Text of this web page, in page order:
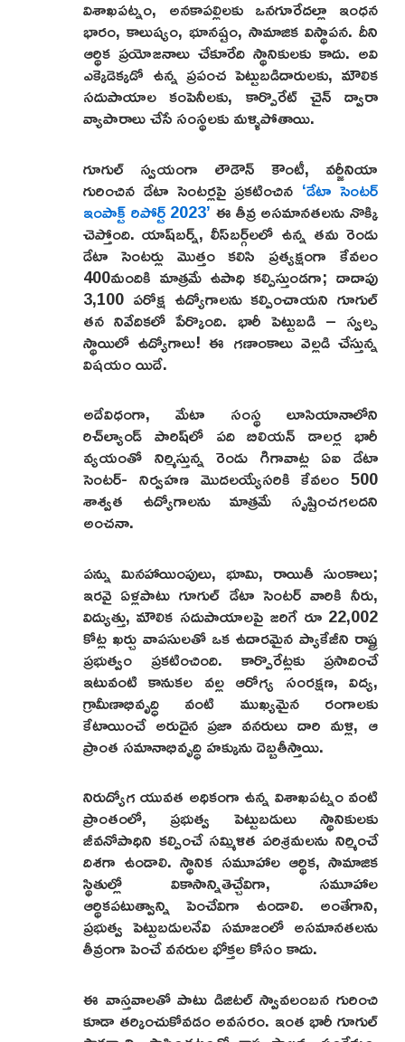
విశాఖపట్నం, అనకాపల్లిలకు ఒనగూరేదల్లా ఇంధన
భారం, కాలుష్యం, భూనష్టం, సామాజిక విస్థాపన. దీని
ఆర్థిక ప్రయోజనాలు చేకూరేది స్థానికులకు కాదు. అవి
ఎక్కెడెక్కడో ఉన్న ప్రపంచ పెట్టుబడిదారులకు, మౌలిక
సదుపాయాల కంపెనీలకు, కార్పొరేట్ చైన్ ద్వారా
వ్యాపారాలు చేసే సంస్థలకు మళ్ళిపోతాయి.
గూగుల్ స్వయంగా లౌడౌన్ కౌంటీ, వర్జీనియా
గురించిన డేటా సెంటర్లపై ప్రకటించిన ‘డేటా సెంటర్
ఇంపాక్ట్ రిపోర్ట్ 2023’ ఈ తీవ్ర అసమానతలను నొక్కి
చెప్తోంది. యాష్‌బర్న్, లీస్‌బర్గ్‌లలో ఉన్న తమ రెండు
డేటా సెంటర్లు మొత్తం కలిసి ప్రత్యక్షంగా కేవలం
400మందికి మాత్రమే ఉపాధి కల్పిస్తుండగా; దాదాపు
3,100 పరోక్ష ఉద్యోగాలను కల్పించాయని గూగుల్
తన నివేదికలో పేర్కొంది. భారీ పెట్టుబడి – స్వల్ప
స్థాయిలో ఉద్యోగాలు! ఈ గణాంకాలు వెల్లడి చేస్తున్న
విషయం యిదే.
అదేవిధంగా, మేటా సంస్థ లూసియానాలోని
రిచ్‌ల్యాండ్ పారిష్‌లో పది బిలియన్ డాలర్ల భారీ
వ్యయంతో నిర్మిస్తున్న రెండు గిగావాట్ల ఏఐ డేటా
సెంటర్- నిర్వహణ మొదలయ్యేసరికి కేవలం 500
శాశ్వత ఉద్యోగాలను మాత్రమే సృష్టించగలదని
అంచనా.
పన్ను మినహాయింపులు, భూమి, రాయితీ సుంకాలు;
ఇరవై ఏళ్లపాటు గూగుల్ డేటా సెంటర్ వారికి నీరు,
విద్యుత్తు, మౌలిక సదుపాయాలపై జరిగే రూ 22,002
కోట్ల ఖర్చు వాపసులతో ఒక ఉదారమైన ప్యాకేజీని రాష్ట్ర
ప్రభుత్వం ప్రకటించింది. కార్పొరేట్లకు ప్రసాదించే
ఇటువంటి కానుకల వల్ల ఆరోగ్య సంరక్షణ, విద్య,
గ్రామీణాభివృద్ధి వంటి ముఖ్యమైన రంగాలకు
కేటాయించే అరుదైన ప్రజా వనరులు దారి మళ్లి, ఆ
ప్రాంత సమానాభివృద్ధి హక్కును దెబ్బతీస్తాయి.
నిరుద్యోగ యువత అధికంగా ఉన్న విశాఖపట్నం వంటి
ప్రాంతంలో, ప్రభుత్వ పెట్టుబడులు స్థానికులకు
జీవనోపాధిని కల్పించే సమ్మిళిత పరిశ్రమలను నిర్మించే
దిశగా ఉండాలి. స్థానిక సమూహాల ఆర్థిక, సామాజిక
స్థితుల్లో వికాసాన్నితెచ్చేవిగా, సమూహాల
ఆర్థికపటుత్వాన్ని పెంచేవిగా ఉండాలి. అంతేగాని,
ప్రభుత్వ పెట్టుబడులనేవి సమాజంలో అసమానతలను
తీవ్రంగా పెంచే వనరుల భోక్తల కోసం కాదు.
ఈ వాస్తవాలతో పాటు డిజిటల్ స్వావలంబన గురించి
కూడా తర్కించుకోవడం అవసరం. ఇంత భారీ గూగుల్